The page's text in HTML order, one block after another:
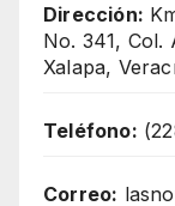
Dirección:
No. 341, Col.
Xalapa,
Teléfono:
Correo: